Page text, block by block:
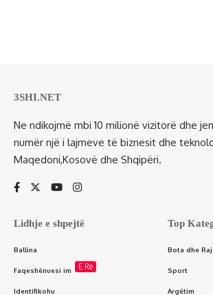
3SHI.NET
Ne ndikojmë mbi 10 milionë vizitorë dhe
numër një i lajmeve të biznesit dhe
Maqedoni,Kosovë dhe Shqipëri.
Lidhje e shpejtë
Ballina
Faqeshënuesi im E Re
Identifikohu
Top
Bota dhe
Sport
Argëtim